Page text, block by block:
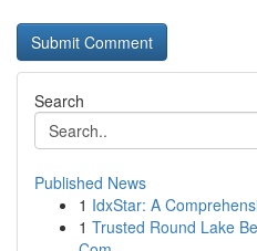
Search
Published News
1 IdxStar: A
1 Trusted Round Lake